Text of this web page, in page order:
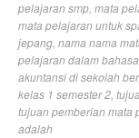
pelajaran smp mata
mata pelajaran untuk
jepang nama nama
pelajaran dalam
akuntansi di sekolah
kelas 1 semester 2
tujuan pemberian mata
adalah